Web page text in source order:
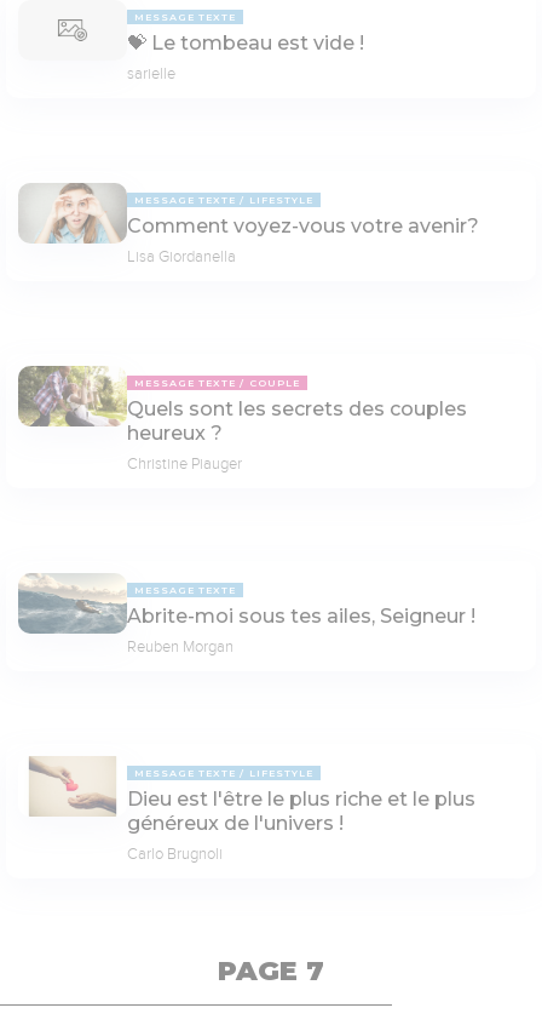
MESSAGE TEXTE
💝 Le tom­beau est vide !
sarielle
MESSAGE TEXTE LIFESTYLE
Comment voyez-vous votre avenir?
Lisa Giordanella
MESSAGE TEXTE COUPLE
Quels sont les secrets des couples
heureux ?
Christine Piauger
MESSAGE TEXTE
Abrite-moi sous tes ailes, Seigneur !
Reuben Morgan
MESSAGE TEXTE LIFESTYLE
Dieu est l'être le plus riche et le plus
généreux de l'univers !
Carlo Brugnoli
PAGE 7